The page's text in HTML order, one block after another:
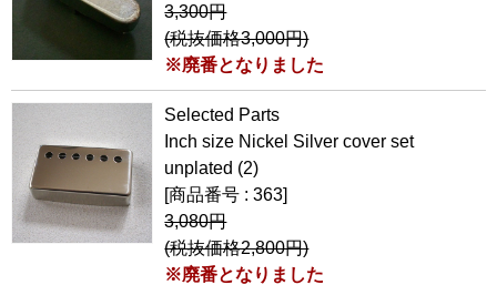
3,300円
(税抜価格3,000円)
※廃番となりました
Selected Parts
Inch size Nickel Silver cover set
unplated (2)
[商品番号 : 363]
3,080円
(税抜価格2,800円)
※廃番となりました